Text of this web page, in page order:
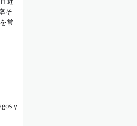
そ
常
y